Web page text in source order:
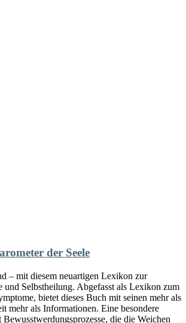
der Seele
– mit diesem neuartigen Lexikon zur
und Selbstheilung. Abgefasst als Lexikon zum
bietet dieses Buch mit seinen mehr als
mehr als Informationen. Eine besondere
die die Weichen